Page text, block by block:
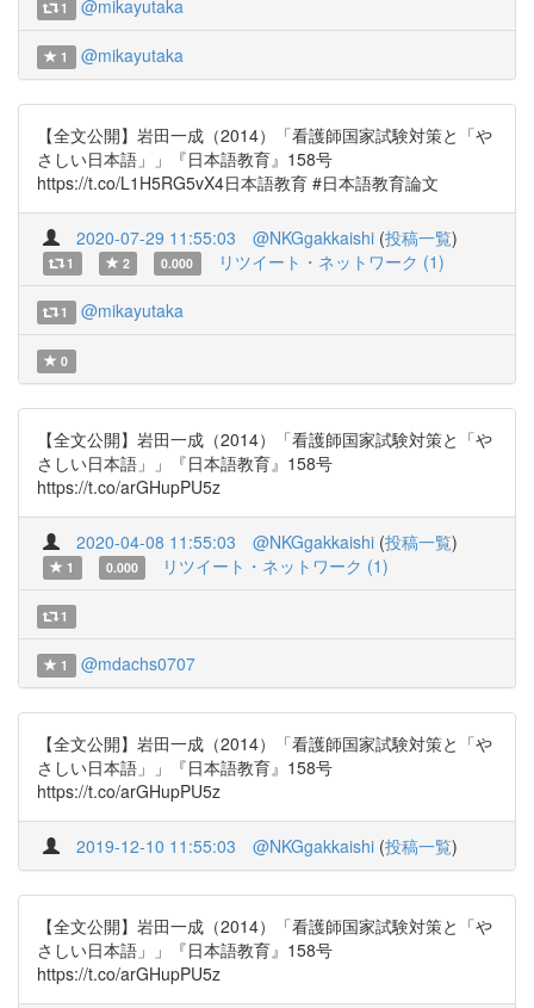
1 @mikayutaka
1 @mikayutaka
【全文公開】岩田一成（2014）「看護師国家試験対策と「や
さしい日本語」」『日本語教育』158号
https://t.co/L1H5RG5vX4日本語教育 #日本語教育論文
2020-07-29 11:55:03 @NKGgakkaishi (投稿一覧)
1 2 0.000 リツイート・ネットワーク (1)
1 @mikayutaka
0
【全文公開】岩田一成（2014）「看護師国家試験対策と「や
さしい日本語」」『日本語教育』158号
https://t.co/arGHupPU5z
2020-04-08 11:55:03 @NKGgakkaishi (投稿一覧)
1 0.000 リツイート・ネットワーク (1)
1
1 @mdachs0707
【全文公開】岩田一成（2014）「看護師国家試験対策と「や
さしい日本語」」『日本語教育』158号
https://t.co/arGHupPU5z
2019-12-10 11:55:03 @NKGgakkaishi (投稿一覧)
【全文公開】岩田一成（2014）「看護師国家試験対策と「や
さしい日本語」」『日本語教育』158号
https://t.co/arGHupPU5z